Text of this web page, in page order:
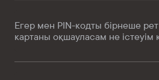
Егер мен PIN-кодты бірнеше рет
картаны оқшауласам не істеуім